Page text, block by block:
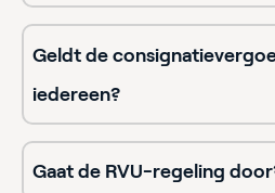
Geldt de
iedereen?
Gaat de RVU-regeling